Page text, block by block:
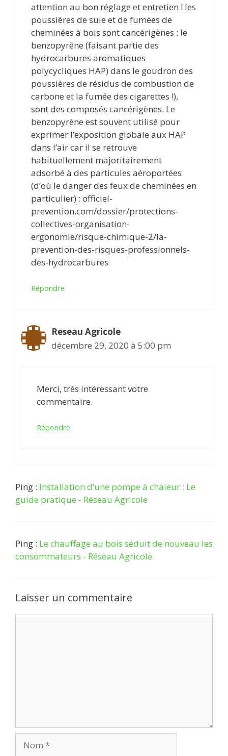
attention au bon réglage et entretien ! les
poussières de suie et de fumées de
cheminées à bois sont cancérigènes : le
benzopyrène (faisant partie des
hydrocarbures aromatiques
polycycliques HAP) dans le goudron des
poussières de résidus de combustion de
carbone et la fumée des cigarettes !),
sont des composés cancérigènes. Le
benzopyrène est souvent utilisé pour
exprimer l’exposition globale aux HAP
dans l’air car il se retrouve
habituellement majoritairement
adsorbé à des particules aéroportées
(d’où le danger des feux de cheminées en
particulier) : officiel-
prevention.com/dossier/protections-
collectives-organisation-
ergonomie/risque-chimique-2/la-
prevention-des-risques-professionnels-
des-hydrocarbures
Répondre
Reseau Agricole
décembre 29, 2020 à 5:00 pm
Merci, très intéressant votre
commentaire.
Répondre
Ping : Installation d’une pompe à chaleur : Le
guide pratique - Réseau Agricole
Ping : Le chauffage au bois séduit de nouveau les
consommateurs - Réseau Agricole
Laisser un commentaire